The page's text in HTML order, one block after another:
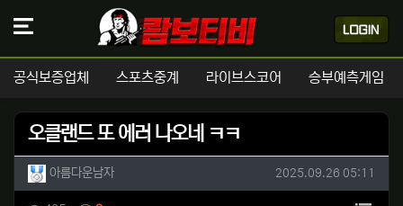
공식보증업체 스포츠중계 라이브스코어 승부예측게임
오클랜드 또 에러 나오네 ㅋㅋ
작성자 정보
아름다운남자작성 작성일
2025.09.26 05:11